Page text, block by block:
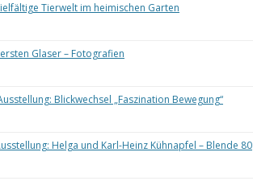
Tierwelt im heimischen Garten
Glaser – Fotografien
Blickwechsel „Faszination Bewegung“
Helga und Karl-Heinz Kühnapfel – Blende 80